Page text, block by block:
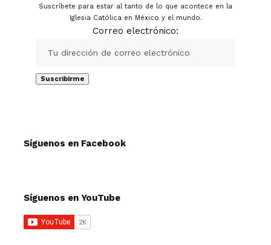
Suscríbete para estar al tanto de lo que acontece en la
Iglesia Católica en México y el mundo.
Correo electrónico:
Síguenos en Facebook
Síguenos en YouTube